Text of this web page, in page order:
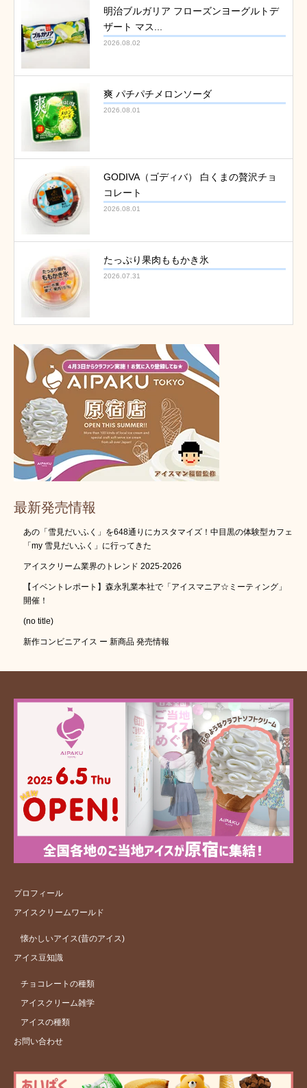
明治ブルガリア フローズンヨーグルトデ
ザート マス...
2026.08.02
爽 パチパチメロンソーダ
2026.08.01
GODIVA（ゴディバ） 白くまの贅沢チョ
コレート
2026.08.01
たっぷり果肉ももかき氷
2026.07.31
最新発売情報
あの「雪見だいふく」を648通りにカスタマイズ！中目黒の体験型カフェ
「my 雪見だいふく」に行ってきた
アイスクリーム業界のトレンド 2025-2026
【イベントレポート】森永乳業本社で「アイスマニア☆ミーティング」
開催！
(no title)
新作コンビニアイス ー 新商品 発売情報
プロフィール
アイスクリームワールド
懐かしいアイス(昔のアイス)
アイス豆知識
チョコレートの種類
アイスクリーム雑学
アイスの種類
お問い合わせ